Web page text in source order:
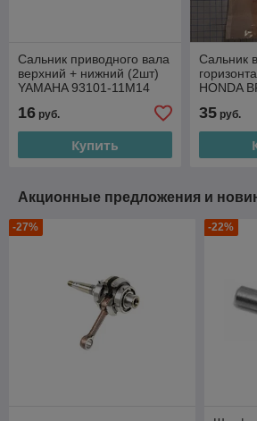
Сальник приводного вала
верхний + нижний (2шт)
YAMAHA 93101-11M14
16 руб.
Купить
Сальник
HONDA
35руб.
Акционные предложения и
-27% -22%